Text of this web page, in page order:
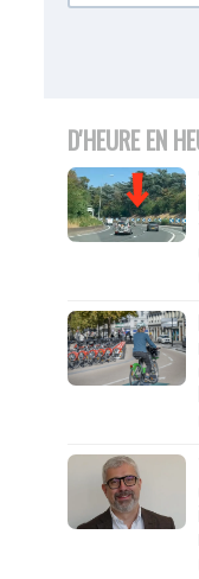
D'HEURE EN